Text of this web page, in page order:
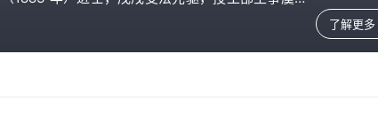
了解更多